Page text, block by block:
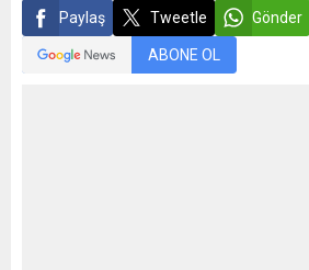
Paylaş Tweetle Gönder
ABONE OL